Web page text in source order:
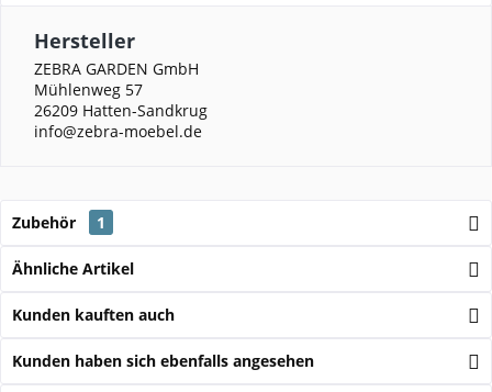
Hersteller
ZEBRA GARDEN GmbH
Mühlenweg 57
26209 Hatten-Sandkrug
info@zebra-moebel.de
Zubehör 1
Ähnliche Artikel
Kunden kauften auch
Kunden haben sich ebenfalls angesehen